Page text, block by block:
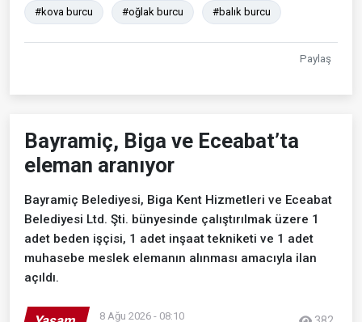
#kova burcu #oğlak burcu #balık burcu
Paylaş
Bayramiç, Biga ve Eceabat’ta
eleman aranıyor
Bayramiç Belediyesi, Biga Kent Hizmetleri ve Eceabat
Belediyesi Ltd. Şti. bünyesinde çalıştırılmak üzere 1
adet beden işçisi, 1 adet inşaat tekniketi ve 1 adet
muhasebe meslek elemanın alınması amacıyla ilan
açıldı.
8 Ağu 2026 - 08:10